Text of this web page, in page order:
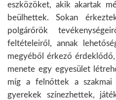
eszközöket, akik akartak
beülhettek. Sokan
polgárőrök
feltételeiről, annak
megyéből érkező
menete egy egyesület
míg a felnőttek a szakmai
gyerekek színezhettek,